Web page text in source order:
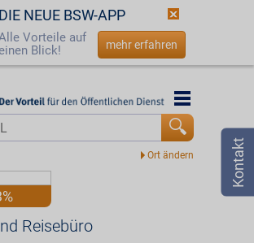
DIE NEUE BSW-APP
Vorteile auf
Blick!
mehr erfahren
Reisebüro